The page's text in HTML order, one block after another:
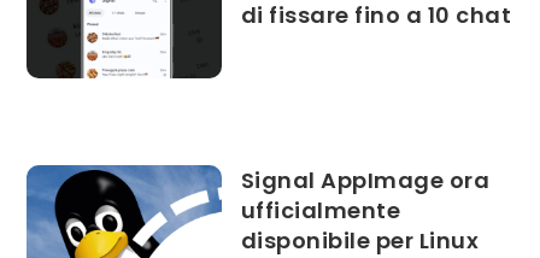
di fissare fino a 10 chat
Signal AppImage ora
ufficialmente
disponibile per Linux